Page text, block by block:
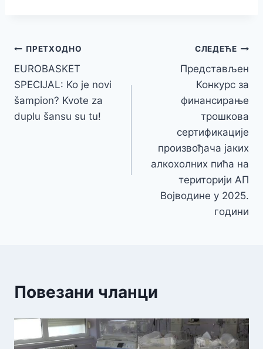
Кретање
чланка
ПРЕТХОДНО
EUROBASKET
SPECIJAL: Ko je novi
šampion? Kvote za
duplu šansu su tu!
СЛЕДЕЋЕ
Представљен
Конкурс за
финансирање
трошкова
сертификацијe
произвођача јаких
алкохолних пића на
територији АП
Војводине у 2025.
години
Повезани чланци